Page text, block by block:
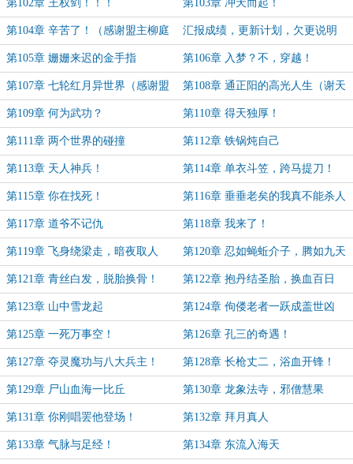
第102章 王权剑！！！ 第103章 冲天而起！
第104章 辛苦了！（感谢盟主柳庭
书房）
汇报成绩，更新计划，欠更说明
第105章 姗姗来迟的金手指 第106章 入梦？不，穿越！
第107章 七轮红月异世界（感谢盟
主楚梦瑶的梦丿）
第108章 通正阳的高光人生（谢天
机老夏天盟主）
第109章 何为武功？ 第110章 得天独厚！
第111章 两个世界的碰撞 第112章 铁锅炖自己
第113章 天人神兵！ 第114章 单衣斗笠，跨马提刀！
第115章 你在找死！ 第116章 垂垂老矣的我真不能杀人
第117章 道爷不记仇 第118章 我来了！
第119章 飞身绕梁走，暗夜取人
头！
第120章 忍如蝇蚯介子，腾如九天
神龙！
第121章 青丝白发，脱胎换骨！ 第122章 抱丹结圣胎，换血百日
关！
第123章 山中雪龙起 第124章 佝偻老者一跃成盖世凶
魔！
第125章 一死万事空！ 第126章 孔三的奇遇！
第127章 夺灵魔功与八大兵主！ 第128章 长枪丈二，浴血开锋！
第129章 尸山血海一比丘 第130章 龙象法寺，邪僧慧果
第131章 你刚唱罢他登场！ 第132章 拜月真人
第133章 气脉与足经！ 第134章 东流入海天